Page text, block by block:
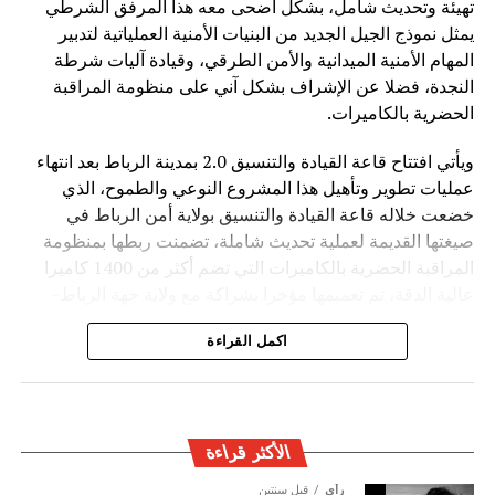
وفي ظل المنافسة العالمية المتزايدة في مجال الذكاء
الاصطناعي، تطرح الصين رؤية تقوم على اعتبار التكنولوجيا
جسراً للتعاون والتنمية، وليس مجالاً للصراع، مؤكدة أن مستقبل
الذكاء الاصطناعي يجب أن يكون قائماً على الحكمة البشرية
والمسؤولية المشتركة من أجل خدمة رفاهية الشعوب
تهيئة وتحديث شامل، بشكل أضحى معه هذا المرفق الشرطي
يمثل نموذج الجيل الجديد من البنيات الأمنية العملياتية لتدبير
المهام الأمنية الميدانية والأمن الطرقي، وقيادة آليات شرطة
النجدة، فضلا عن الإشراف بشكل آني على منظومة المراقبة
الحضرية بالكاميرات.
ويأتي افتتاح قاعة القيادة والتنسيق 2.0 بمدينة الرباط بعد انتهاء
عمليات تطوير وتأهيل هذا المشروع النوعي والطموح، الذي
خضعت خلاله قاعة القيادة والتنسيق بولاية أمن الرباط في
صيغتها القديمة لعملية تحديث شاملة، تضمنت ربطها بمنظومة
المراقبة الحضرية بالكاميرات التي تضم أكثر من 1400 كاميرا
القنيطرة، فضلا عن تحديث بنيتها المعلوماتية التحتية من خلال
تدعيمها بمختلف أنظمة الاتصال ونقل البيانات التابعة للأمن
العمليات الأمنية الأساسية والحيوية ضمن بناية واحدة، تجمع بين
الهندسة المعمارية الحديثة وبين المعايير التقنية والوظيفية التي
اكمل القراءة
الأكثر قراءة
رأي قبل سنتين